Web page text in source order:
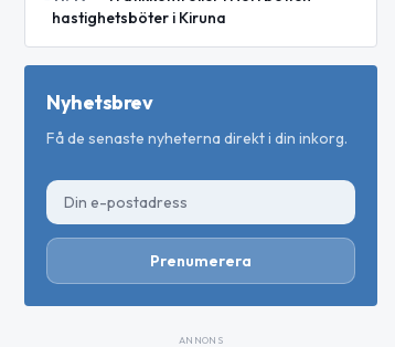
hastighetsböter i Kiruna
Nyhetsbrev
Få de senaste nyheterna direkt i din inkorg.
Prenumerera
ANNONS